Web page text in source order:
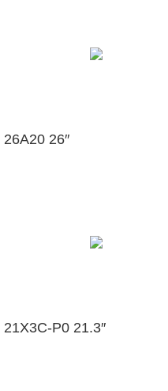
26A20 26″
21X3C-P0 21.3″